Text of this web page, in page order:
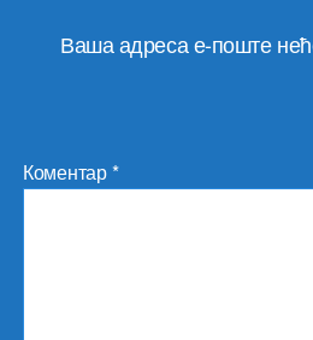
Ваша адреса е-поште
Коментар*